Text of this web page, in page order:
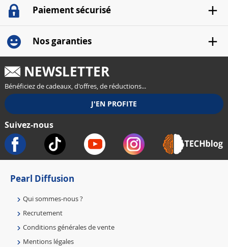
Paiement sécurisé
Nos garanties
NEWSLETTER
Bénéficiez de cadeaux, d'offres, de réductions...
Suivez-nous
Pearl Diffusion
Qui sommes-nous ?
Recrutement
Conditions générales de vente
Mentions légales